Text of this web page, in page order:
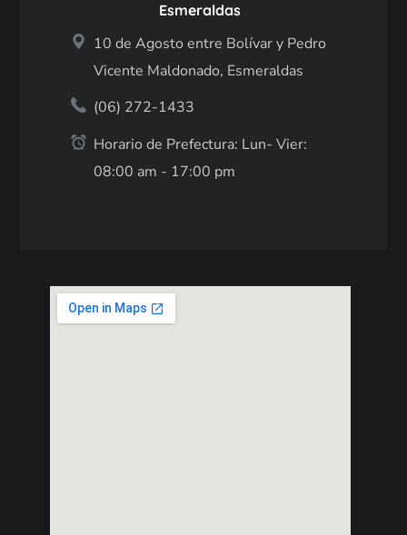
Esmeraldas
10 de Agosto entre Bolívar y Pedro
Vicente Maldonado, Esmeraldas
(06) 272-1433
Horario de Prefectura: Lun- Vier:
08:00 am - 17:00 pm